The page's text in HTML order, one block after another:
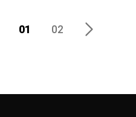
01 02